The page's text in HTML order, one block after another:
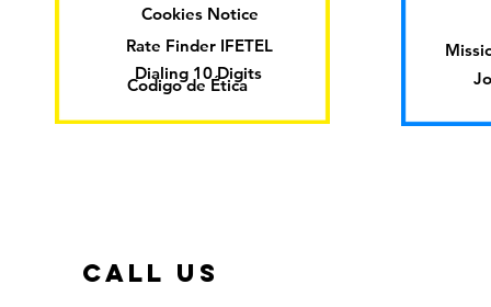
Cookies Notice
Rate Finder IFETEL
Dialing 10 Digits
Codigo de Ética
call us